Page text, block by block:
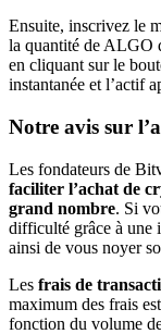
Ensuite, inscrivez le
la quantité de ALGO
en cliquant sur le
instantanée et l’actif
Notre avis sur
Les fondateurs de
faciliter l’achat de
grand nombre. Si
difficulté grâce à une
ainsi de vous noyer
Les frais de
maximum des frais
fonction du volume